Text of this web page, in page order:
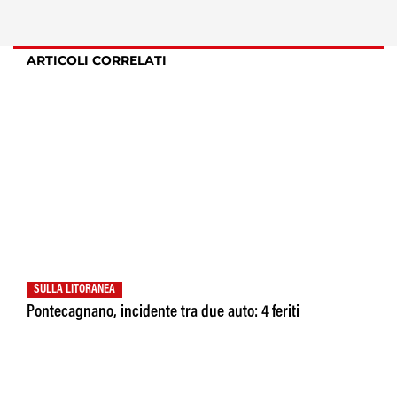
ARTICOLI CORRELATI
SULLA LITORANEA
Pontecagnano, incidente tra due auto: 4 feriti